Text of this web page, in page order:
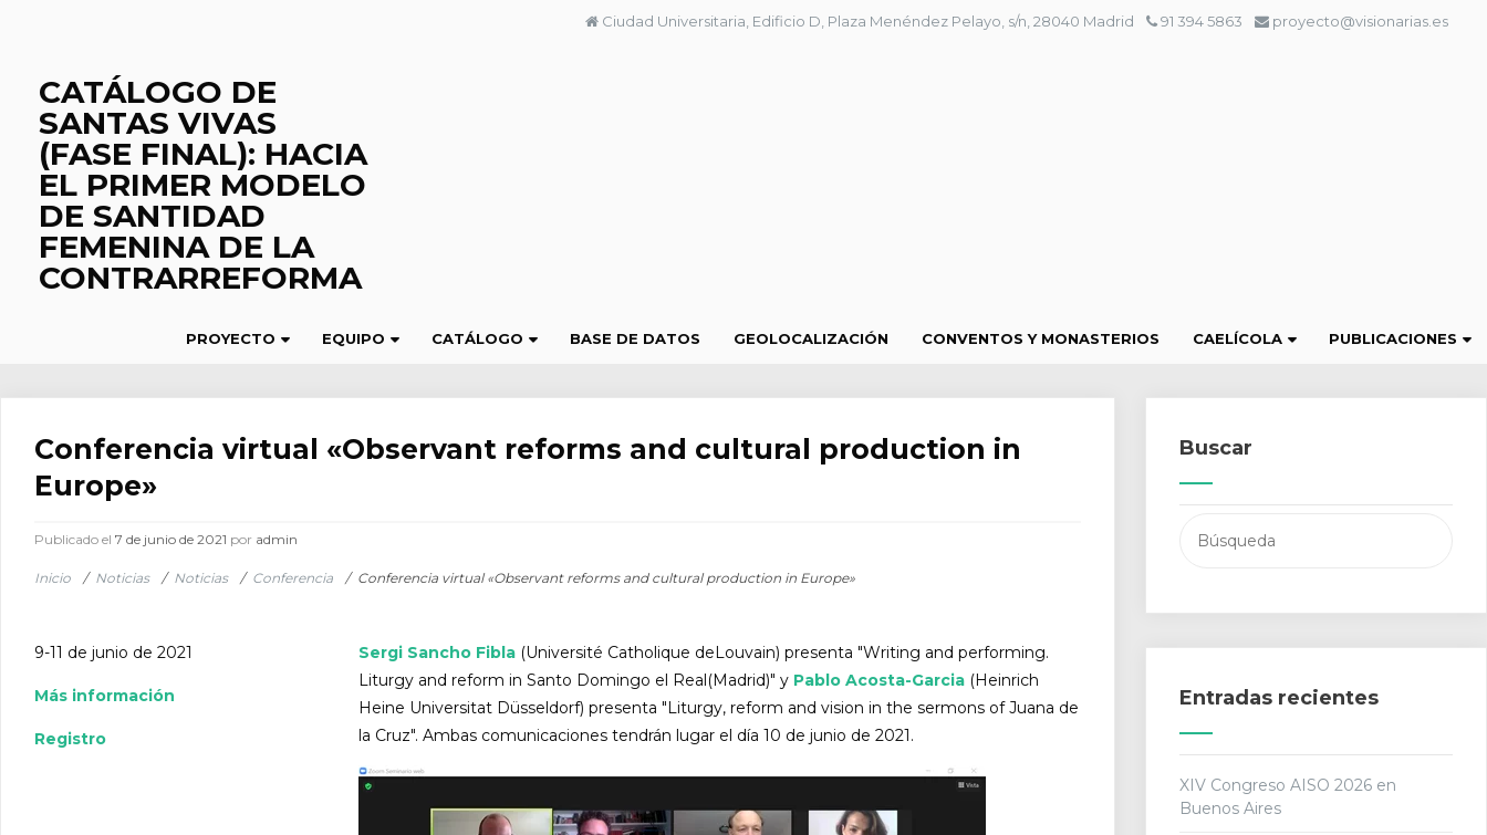
Ciudad Universitaria, Edificio D, Plaza Menéndez Pelayo, s/n, 28040 Madrid 91 394 5863 proyecto@visionarias.es
CATÁLOGO DE
SANTAS VIVAS
(FASE FINAL): HACIA
EL PRIMER MODELO
DE SANTIDAD
FEMENINA DE LA
CONTRARREFORMA
PROYECTO EQUIPO CATÁLOGO BASE DE DATOS GEOLOCALIZACIÓN CONVENTOS Y MONASTERIOS CAELÍCOLA PUBLICACIONES
Conferencia virtual «Observant reforms and cultural production in
Europe»
Publicado el7 de junio de 2021 por admin
Inicio / Noticias / Noticias / Conferencia / Conferencia virtual «Observant reforms and cultural production in Europe»
9-11 de junio de 2021
Más información
Registro
Sergi Sancho Fibla(Université Catholique deLouvain) presenta "Writing and performing.
Liturgy and reform in Santo Domingo el Real(Madrid)" y Pablo Acosta-Garcia(Heinrich
Heine Universitat Düsseldorf) presenta "Liturgy, reform and vision in the sermons of Juana de
la Cruz". Ambas comunicaciones tendrán lugar el día 10 de junio de 2021.
Buscar
Entradas recientes
XIV Congreso AISO 2026 en
Buenos Aires